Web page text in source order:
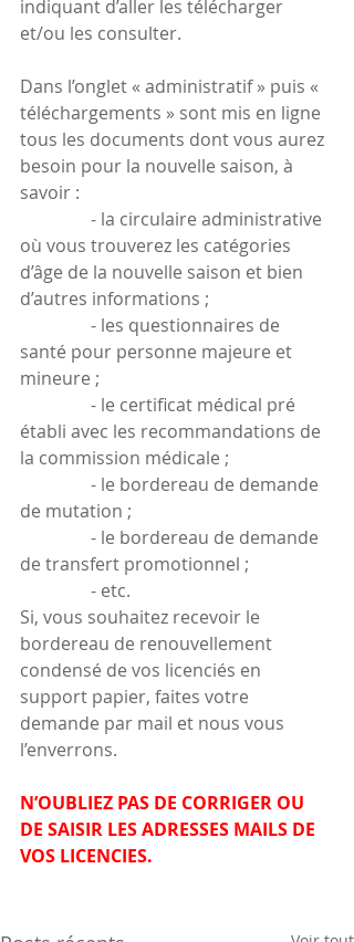
indiquant d’aller les télécharger
et/ou les consulter.
Dans l’onglet « administratif » puis «
téléchargements » sont mis en ligne
tous les documents dont vous aurez
besoin pour la nouvelle saison, à
savoir :
où vous trouverez les catégories
d’âge de la nouvelle saison et bien
d’autres informations ;
santé pour personne majeure et
mineure ;
établi avec les recommandations de
la commission médicale ;
de mutation ;
de transfert promotionnel ;
                - etc.
Si, vous souhaitez recevoir le
bordereau de renouvellement
condensé de vos licenciés en
support papier, faites votre
demande par mail et nous vous
l’enverrons.
N’OUBLIEZ PAS DE CORRIGER OU
DE SAISIR LES ADRESSES MAILS DE
VOS LICENCIES.